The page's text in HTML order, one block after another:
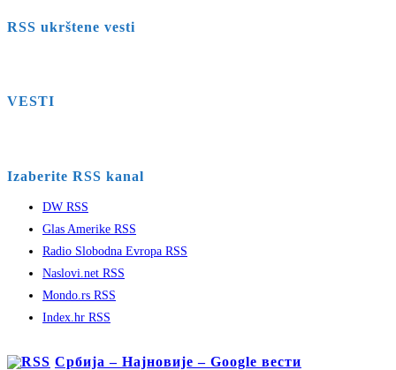
RSS ukrštene vesti
VESTI
Izaberite RSS kanal
DW RSS
Glas Amerike RSS
Radio Slobodna Evropa RSS
Naslovi.net RSS
Mondo.rs RSS
Index.hr RSS
Србија – Најновије – Google вести